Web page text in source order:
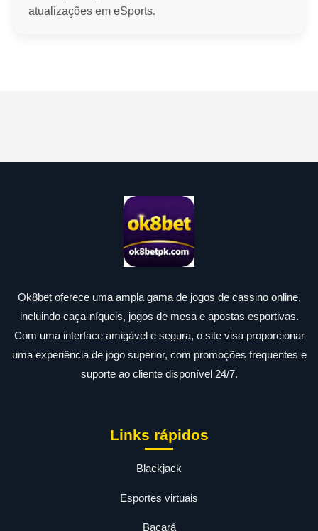
atualizações em eSports.
Ok8bet oferece uma ampla gama de jogos de cassino online,
incluindo caça-níqueis, jogos de mesa e apostas esportivas.
Com uma interface amigável e segura, o site visa proporcionar
uma experiência de jogo superior, com promoções frequentes e
suporte ao cliente disponível 24/7.
Links rápidos
Blackjack
Esportes virtuais
Bacará